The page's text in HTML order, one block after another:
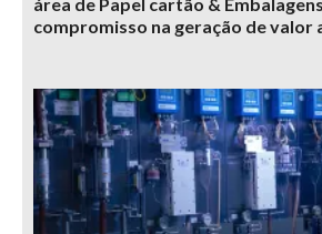
compromisso na geração de valor